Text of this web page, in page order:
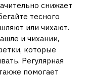
снижает
тесного
или чихают.
и чихании,
которые
Регулярная
помогает